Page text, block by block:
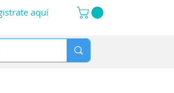
aquí